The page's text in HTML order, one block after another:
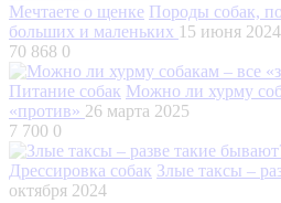
Мечтаете о щенке Породы собак,
больших и маленьких 15 июня 2024
70 868 0
Питание собак Можно ли хурму
«против» 26 марта 2025
7 700 0
Дрессировка собак Злые таксы –
октября 2024